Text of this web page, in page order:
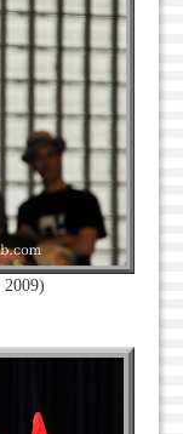
2009)